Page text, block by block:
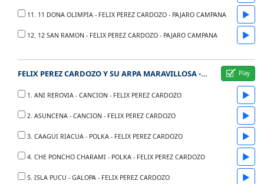
11. 11 DONA OLIMPIA - FELIX PEREZ CARDOZO - PAJARO CAMPANA ▶
12. 12 SAN RAMON - FELIX PEREZ CARDOZO - PAJARO CAMPANA ▶
FELIX PEREZ CARDOZO Y SU ARPA MARAVILLOSA - RCA CAL 3195
1. ANI REROVIA - CANCION - FELIX PEREZ CARDOZO ▶
2. ASUNCENA - CANCION - FELIX PEREZ CARDOZO ▶
3. CAAGUI RIACUA - POLKA - FELIX PEREZ CARDOZO ▶
4. CHE PONCHO CHARAMI - POLKA - FELIX PEREZ CARDOZO ▶
5. ISLA PUCU - GALOPA - FELIX PEREZ CARDOZO ▶